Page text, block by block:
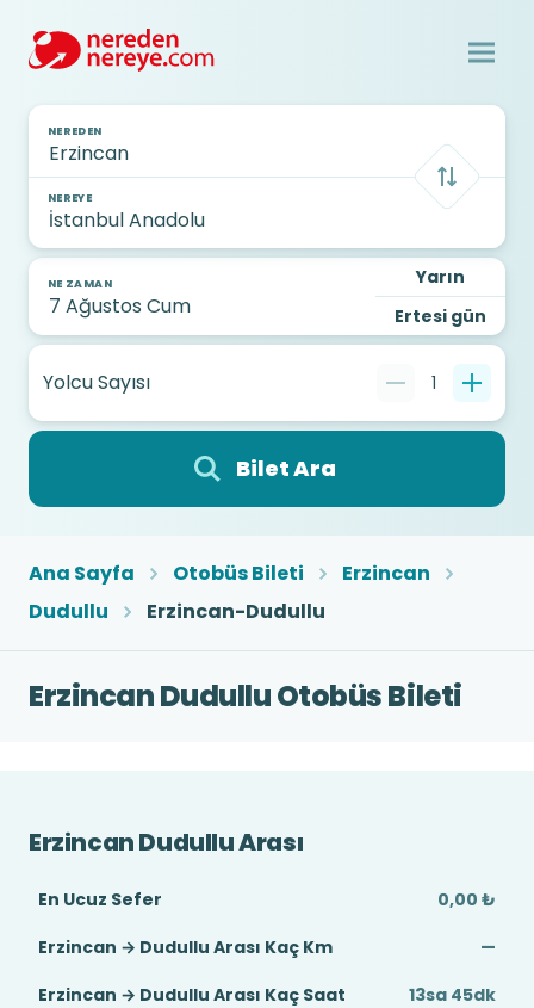
NEREDEN
NEREYE
NE ZAMAN
Yarın
Ertesi gün
Yolcu Sayısı 1
Bilet Ara
Ana Sayfa Otobüs Bileti
Erzincan
Dudullu
Erzincan-Dudullu
Erzincan Dudullu Otobüs Bileti
Erzincan Dudullu Arası
En Ucuz Sefer
0,00 ₺
Erzincan → Dudullu Arası Kaç Km
—
Erzincan → Dudullu Arası Kaç Saat
13sa 45dk